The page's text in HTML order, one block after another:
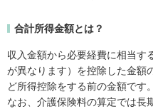
合計所得金額とは？
収入金額から必要経費に相当す
が異なります）を控除した金額
ど所得控除をする前の金額です。
なお、介護保険料の算定では長